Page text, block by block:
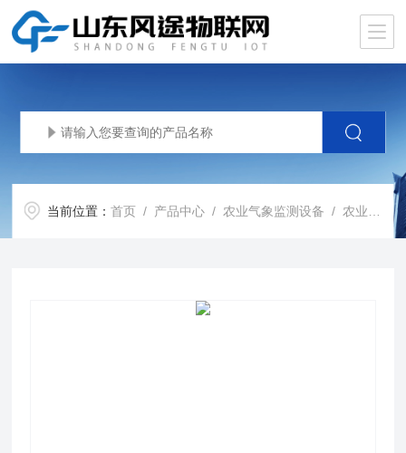
当前位置：首页 / 产品中心 / 农业气象监测设备 / 农业气象站